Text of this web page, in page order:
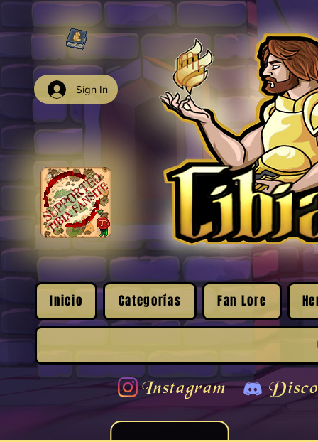
Sign In
Inicio Categorías Fan Lore
Instagram